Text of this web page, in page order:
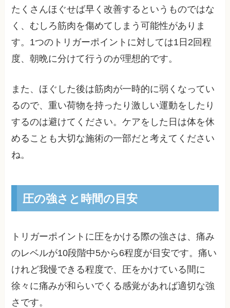
たくさんほぐせば早く改善するというものではな
く、むしろ筋肉を傷めてしまう可能性がありま
す。1つのトリガーポイントに対しては1日2回程
度、朝晩に分けて行うのが理想的です。
また、ほぐした後は筋肉が一時的に弱くなってい
るので、重い荷物を持ったり激しい運動をしたり
するのは避けてください。ケアをした日は体を休
めることも大切な施術の一部だと考えてください
ね。
圧の強さと時間の目安
トリガーポイントに圧をかける際の強さは、痛み
のレベルが10段階中5から6程度が目安です。痛い
けれど我慢できる程度で、圧をかけている間に
徐々に痛みが和らいでくる感覚があれば適切な強
さです。